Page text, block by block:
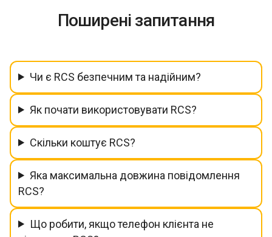
Поширені запитання
Чи є RCS безпечним та надійним?
Як почати використовувати RCS?
Скільки коштує RCS?
Яка максимальна довжина повідомлення
RCS?
Що робити, якщо телефон клієнта не